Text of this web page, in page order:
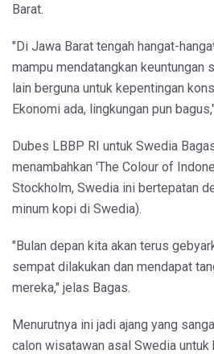
Barat.
"Di Jawa Barat tengah hangat-
mampu mendatangkan keuntungan
lain berguna untuk kepentingan
Ekonomi ada, lingkungan pun
Dubes LBBP RI untuk Swedia
menambahkan 'The Colour of
Stockholm, Swedia ini bertepatan
minum kopi di Swedia).
"Bulan depan kita akan terus
sempat dilakukan dan mendapat
mereka," jelas Bagas.
Menurutnya ini jadi ajang yang
calon wisatawan asal Swedia